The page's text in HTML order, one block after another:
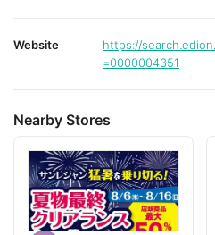
Website
https://
=0000004351
Nearby Stores